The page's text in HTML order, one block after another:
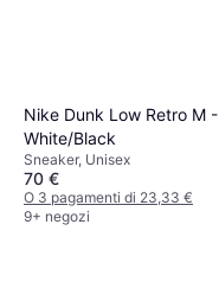
Nike Dunk Low Retro M -
White/Black
Sneaker, Unisex
70 €
O 3 pagamenti di 23,33 €
9+ negozi